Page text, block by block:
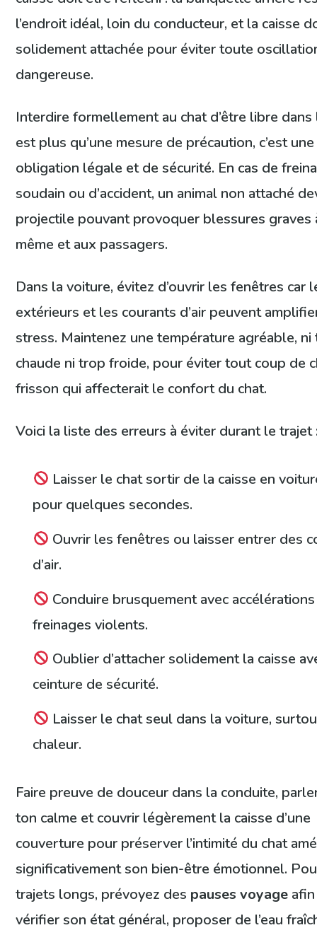
l’endroit idéal, loin du conducteur, et la caisse
solidement attachée pour éviter toute
dangereuse.
Interdire formellement au chat d’être libre dans
est plus qu’une mesure de précaution, c’est une
obligation légale et de sécurité. En cas de
soudain ou d’accident, un animal non attaché
projectile pouvant provoquer blessures graves
même et aux passagers.
Dans la voiture, évitez d’ouvrir les fenêtres car
extérieurs et les courants d’air peuvent
stress. Maintenez une température agréable,
chaude ni trop froide, pour éviter tout coup de
frisson qui affecterait le confort du chat.
Voici la liste des erreurs à éviter durant le trajet
Laisser le chat sortir de la caisse en
pour quelques secondes.
Ouvrir les fenêtres ou laisser entrer des
d’air.
Conduire brusquement avec
freinages violents.
Oublier d’attacher solidement la caisse
ceinture de sécurité.
Laisser le chat seul dans la voiture,
chaleur.
Faire preuve de douceur dans la conduite,
ton calme et couvrir légèrement la caisse d’une
couverture pour préserver l’intimité du chat
significativement son bien-être émotionnel.
trajets longs, prévoyez des pauses voyage
vérifier son état général, proposer de l’eau